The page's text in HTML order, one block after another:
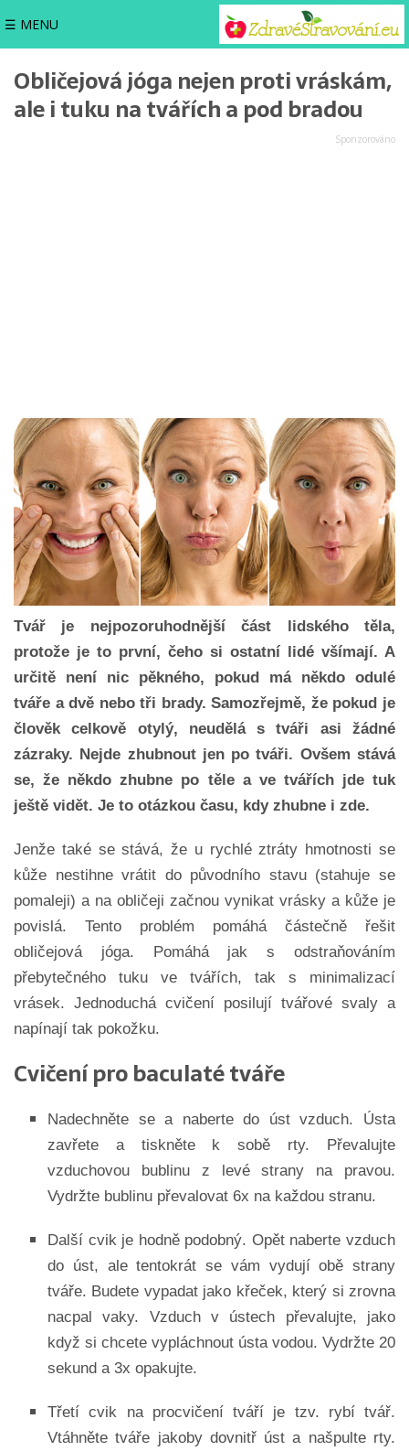
☰ MENU
Obličejová jóga nejen proti vráskám,
ale i tuku na tvářích a pod bradou
Tvář je nejpozoruhodnější část lidského těla,
protože je to první, čeho si ostatní lidé všímají. A
určitě není nic pěkného, pokud má někdo odulé
tváře a dvě nebo tři brady. Samozřejmě, že pokud je
člověk celkově otylý, neudělá s tváři asi žádné
zázraky. Nejde zhubnout jen po tváři. Ovšem stává
se, že někdo zhubne po těle a ve tvářích jde tuk
ještě vidět. Je to otázkou času, kdy zhubne i zde.
Jenže také se stává, že u rychlé ztráty hmotnosti se
kůže nestihne vrátit do původního stavu (stahuje se
pomaleji) a na obličeji začnou vynikat vrásky a kůže je
povislá. Tento problém pomáhá částečně řešit
obličejová jóga. Pomáhá jak s odstraňováním
přebytečného tuku ve tvářích, tak s minimalizací
vrásek. Jednoduchá cvičení posilují tvářové svaly a
napínají tak pokožku.
Cvičení pro baculaté tváře
Nadechněte se a naberte do úst vzduch. Ústa
zavřete a tiskněte k sobě rty. Převalujte
vzduchovou bublinu z levé strany na pravou.
Vydržte bublinu převalovat 6x na každou stranu.
Další cvik je hodně podobný. Opět naberte vzduch
do úst, ale tentokrát se vám vydují obě strany
tváře. Budete vypadat jako křeček, který si zrovna
nacpal vaky. Vzduch v ústech převalujte, jako
když si chcete vypláchnout ústa vodou. Vydržte 20
sekund a 3x opakujte.
Třetí cvik na procvičení tváří je tzv. rybí tvář.
Vtáhněte tváře jakoby dovnitř úst a našpulte rty.